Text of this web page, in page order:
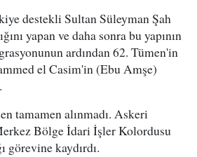
destekli Sultan Süleyman Şah
yapan ve daha sonra bu yapının
ardından 62. Tümen'in
el Casim'in (Ebu Amşe)
tamamen alınmadı. Askeri
Bölge İdari İşler Kolordusu
görevine kaydırdı.